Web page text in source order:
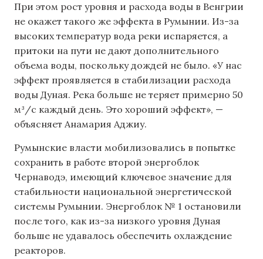
При этом рост уровня и расхода воды в Венгрии
не окажет такого же эффекта в Румынии. Из-за
высоких температур вода реки испаряется, а
притоки на пути не дают дополнительного
объема воды, поскольку дождей не было. «У нас
эффект проявляется в стабилизации расхода
воды Дуная. Река больше не теряет примерно 50
м³/с каждый день. Это хороший эффект», —
объясняет Анамария Аджиу.
Румынские власти мобилизовались в попытке
сохранить в работе второй энергоблок
Чернаводэ, имеющий ключевое значение для
стабильности национальной энергетической
системы Румынии. Энергоблок № 1 остановили
после того, как из-за низкого уровня Дуная
больше не удавалось обеспечить охлаждение
реакторов.